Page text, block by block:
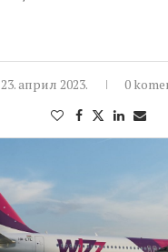
23. април 2023. 0